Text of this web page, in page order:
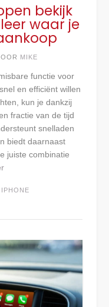
bekijk
waar je
MIKE
functie voor
en efficiënt willen
kun je dankzij
fractie van de tijd
snelladen
biedt daarnaast
juiste combinatie
IPHONE